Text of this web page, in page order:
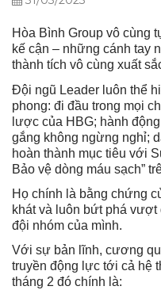
Hòa Bình Group vô cùng
kế cận – những cánh tay
thành tích vô cùng xuất
Đội ngũ Leader luôn thể
phong: đi đầu trong mọi
lược của HBG; hành
gắng không ngừng nghỉ;
hoàn thành mục tiêu với
Bảo vệ dòng máu sạch”
Họ chính là bằng chứng
khát và luôn bứt phá
đội nhóm của mình.
Với sự bản lĩnh, cương
truyền động lực tới cả hệ
tháng 2 đó chính là: